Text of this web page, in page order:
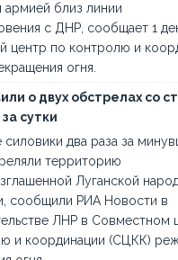
армией близ линии
с ДНР, сообщает 1
центр по контролю и
огня.
о двух обстрелах со
сутки
силовики два раза за
территорию
Луганской
сообщили РИА Новости в
ЛНР в Совместном
и координации (СЦКК)